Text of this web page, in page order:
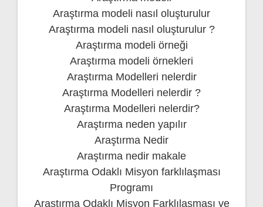
Araştırma modeli nasıl oluşturulur
Araştırma modeli nasıl oluşturulur ?
Araştırma modeli örneği
Araştırma modeli örnekleri
Araştırma Modelleri nelerdir
Araştırma Modelleri nelerdir ?
Araştırma Modelleri nelerdir?
Araştırma neden yapılır
Araştırma Nedir
Araştırma nedir makale
Araştırma Odaklı Misyon farklılaşması
Programı
Araştırma Odaklı Misyon Farklılaşması ve